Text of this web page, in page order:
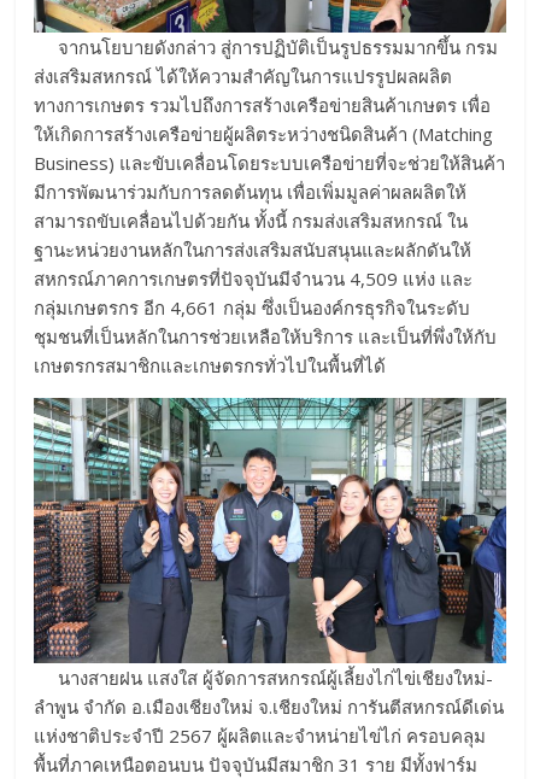
จากนโยบายดังกล่าว สู่การปฏิบัติเป็นรูปธรรมมากขึ้น กรม
ส่งเสริมสหกรณ์ ได้ให้ความสำคัญในการแปรรูปผลผลิต
ทางการเกษตร รวมไปถึงการสร้างเครือข่ายสินค้าเกษตร เพื่อ
ให้เกิดการสร้างเครือข่ายผู้ผลิตระหว่างชนิดสินค้า (Matching
Business) และขับเคลื่อนโดยระบบเครือข่ายที่จะช่วยให้สินค้า
มีการพัฒนาร่วมกับการลดต้นทุน เพื่อเพิ่มมูลค่าผลผลิตให้
สามารถขับเคลื่อนไปด้วยกัน ทั้งนี้ กรมส่งเสริมสหกรณ์ ใน
ฐานะหน่วยงานหลักในการส่งเสริมสนับสนุนและผลักดันให้
สหกรณ์ภาคการเกษตรที่ปัจจุบันมีจำนวน 4,509 แห่ง และ
กลุ่มเกษตรกร อีก 4,661 กลุ่ม ซึ่งเป็นองค์กรธุรกิจในระดับ
ชุมชนที่เป็นหลักในการช่วยเหลือให้บริการ และเป็นที่พึ่งให้กับ
เกษตรกรสมาชิกและเกษตรกรทั่วไปในพื้นที่ได้
นางสายฝน แสงใส ผู้จัดการสหกรณ์ผู้เลี้ยงไก่ไข่เชียงใหม่-
ลำพูน จำกัด อ.เมืองเชียงใหม่ จ.เชียงใหม่ การันตีสหกรณ์ดีเด่น
แห่งชาติประจำปี 2567 ผู้ผลิตและจำหน่ายไข่ไก่ ครอบคลุม
พื้นที่ภาคเหนือตอนบน ปัจจุบันมีสมาชิก 31 ราย มีทั้งฟาร์ม